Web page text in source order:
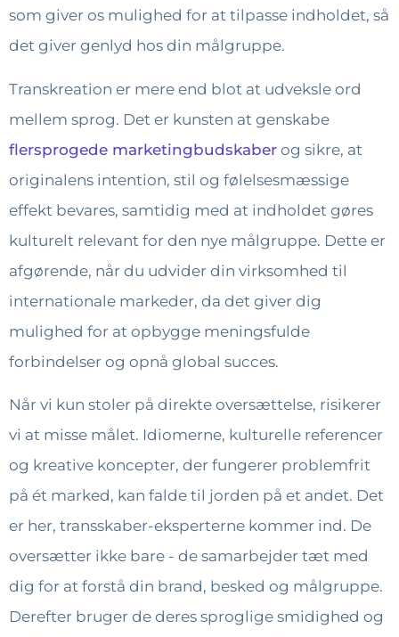
som giver os mulighed for at tilpasse indholdet, så
det giver genlyd hos din målgruppe.
Transkreation er mere end blot at udveksle ord
mellem sprog. Det er kunsten at genskabe
flersprogede marketingbudskaber og sikre, at
originalens intention, stil og følelsesmæssige
effekt bevares, samtidig med at indholdet gøres
kulturelt relevant for den nye målgruppe. Dette er
afgørende, når du udvider din virksomhed til
internationale markeder, da det giver dig
mulighed for at opbygge meningsfulde
forbindelser og opnå global succes.
Når vi kun stoler på direkte oversættelse, risikerer
vi at misse målet. Idiomerne, kulturelle referencer
og kreative koncepter, der fungerer problemfrit
på ét marked, kan falde til jorden på et andet. Det
er her, transskaber-eksperterne kommer ind. De
oversætter ikke bare - de samarbejder tæt med
dig for at forstå din brand, besked og målgruppe.
Derefter bruger de deres sproglige smidighed og